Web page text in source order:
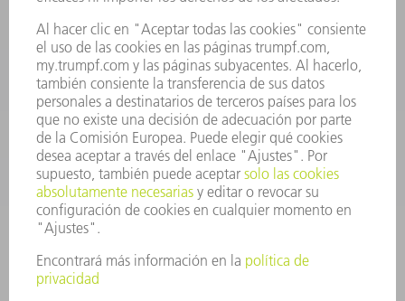
Viernes de 8h – 17h
repuestos@es.trumpf.com
CONTACTO
Departamento de Utillaje
+34 91 657 36 69
Lunes a Jueves de 8h – 18h
Viernes de 8h – 17h
utillaje@trumpf.com